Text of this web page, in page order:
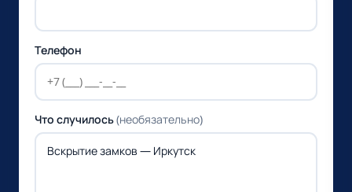
Телефон
Что случилось(необязательно)